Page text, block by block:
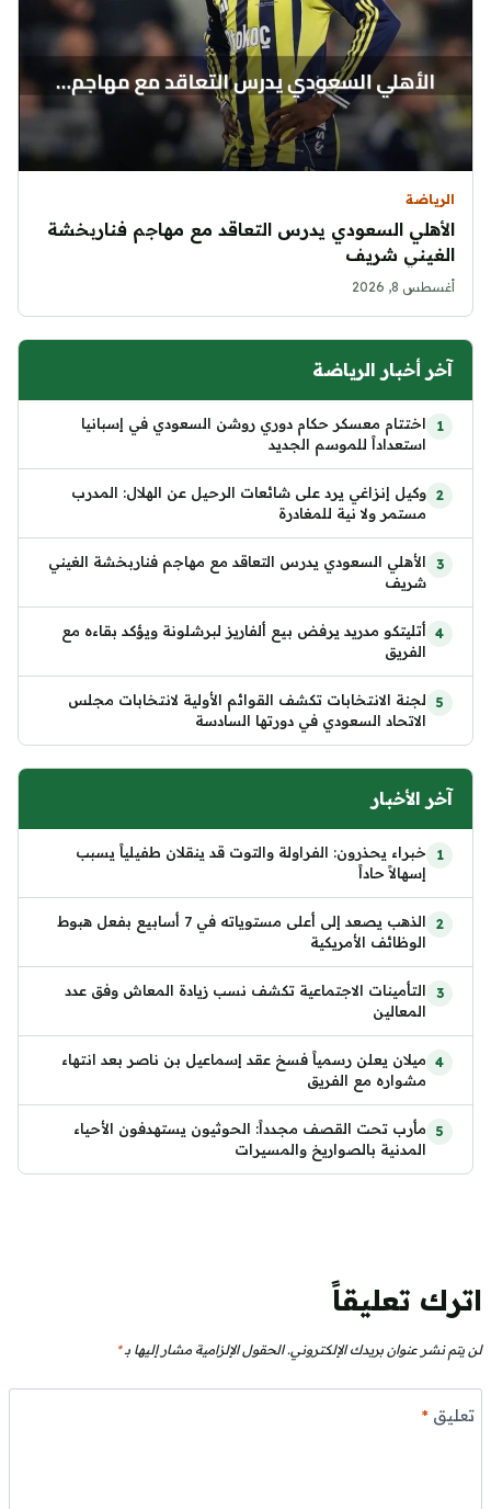
الرياضة
الأهلي السعودي يدرس التعاقد مع مهاجم فناربخشة
الغيني شريف
أغسطس 8, 2026
آخر أخبار الرياضة
اختتام معسكر حكام دوري روشن السعودي في إسبانيا
استعداداً للموسم الجديد
وكيل إنزاغي يرد على شائعات الرحيل عن الهلال: المدرب
مستمر ولا نية للمغادرة
الأهلي السعودي يدرس التعاقد مع مهاجم فناربخشة الغيني
شريف
أتليتكو مدريد يرفض بيع ألفاريز لبرشلونة ويؤكد بقاءه مع
الفريق
لجنة الانتخابات تكشف القوائم الأولية لانتخابات مجلس
الاتحاد السعودي في دورتها السادسة
آخر الأخبار
خبراء يحذرون: الفراولة والتوت قد ينقلان طفيلياً يسبب
إسهالاً حاداً
الذهب يصعد إلى أعلى مستوياته في 7 أسابيع بفعل هبوط
الوظائف الأمريكية
التأمينات الاجتماعية تكشف نسب زيادة المعاش وفق عدد
المعالين
ميلان يعلن رسمياً فسخ عقد إسماعيل بن ناصر بعد انتهاء
مشواره مع الفريق
مأرب تحت القصف مجدداً: الحوثيون يستهدفون الأحياء
المدنية بالصواريخ والمسيرات
اترك تعليقاً
لن يتم نشر عنوان بريدك الإلكتروني. الحقول الإلزامية مشار إليها بـ*
تعليق*